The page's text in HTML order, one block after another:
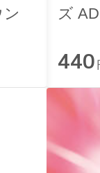
ズ
440